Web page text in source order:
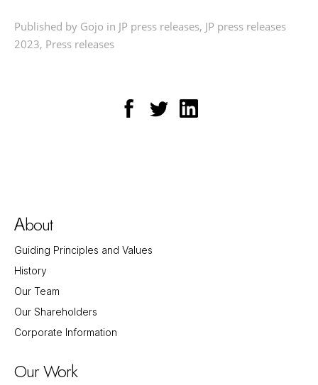
Published by Gojo in JP press releases, JP press releases
2023, Press releases
About
Guiding Principles and Values
History
Our Team
Our Shareholders
Corporate Information
Our Work